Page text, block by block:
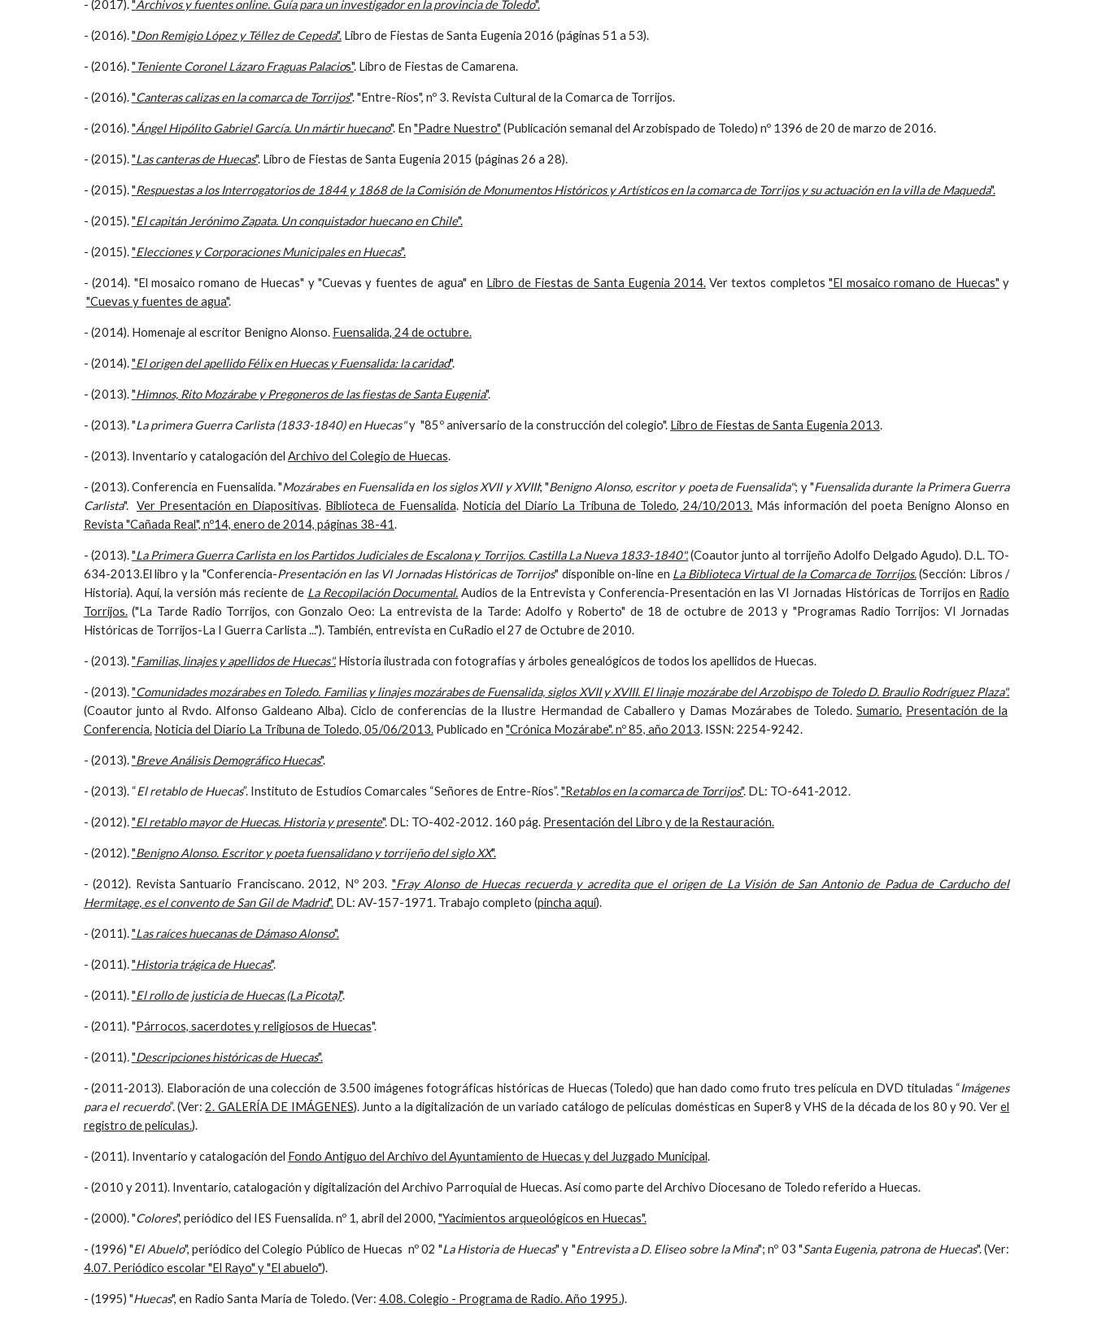
- (2017)."Archivos y fuentes online. Guía para un investigador en la provincia de Toledo".
- (2016)."Don Remigio López y Téllez de Cepeda".Libro de Fiestas de Santa Eugenia 2016 (páginas 51 a 53).
- (2016)."Teniente Coronel Lázaro Fraguas Palacios". Libro de Fiestas de Camarena.
- (2016)."Canteras calizas en la comarca de Torrijos". "Entre-Ríos", nº 3. Revista Cultural de la Comarca de Torrijos.
- (2016)."Ángel Hipólito Gabriel García. Un mártir huecano". En "Padre Nuestro" (Publicación semanal del Arzobispado de Toledo) nº 1396 de 20 de marzo de 2016.
- (2015)."Las canteras de Huecas". Libro de Fiestas de Santa Eugenia 2015 (páginas 26 a 28).
- (2015)."Respuestas a los Interrogatorios de 1844 y 1868 de la Comisión de Monumentos Históricos y Artísticos en la comarca de Torrijos y su actuación en la villa de Maqueda".
- (2015)."El capitán Jerónimo Zapata. Un conquistador huecano en Chile".
- (2015)."Elecciones y Corporaciones Municipales en Huecas".
- (2014). "El mosaico romano de Huecas" y "Cuevas y fuentes de agua" en Libro de Fiestas de Santa Eugenia 2014.Ver textos completos"El mosaico romano de Huecas" y
"Cuevas y fuentes de agua".
- (2014). Homenaje al escritor Benigno Alonso. Fuensalida, 24 de octubre.
- (2014)."El origen del apellido Félix en Huecas y Fuensalida: la caridad".
- (2013)."Himnos, Rito Mozárabe y Pregoneros de las fiestas de Santa Eugenia".
- (2013). "La primera Guerra Carlista (1833-1840) en Huecas"y "85º aniversario de la construcción del colegio". Libro de Fiestas de Santa Eugenia 2013.
- (2013). Inventario y catalogación del Archivo del Colegio de Huecas.
- (2013). Conferencia en Fuensalida. "Mozárabes en Fuensalida en los siglos XVII y XVIII; "Benigno Alonso, escritor y poeta de Fuensalida"; y "Fuensalida durante la Primera Guerra
Carlista". Ver Presentación en Diapositivas. Biblioteca de Fuensalida. Noticia del Diario La Tribuna de Toledo, 24/10/2013. Más información del poeta Benigno Alonso en
Revista "Cañada Real", nº14, enero de 2014, páginas 38-41.
- (2013)."La Primera Guerra Carlista en los Partidos Judiciales de Escalona y Torrijos. Castilla La Nueva 1833-1840".(Coautor junto al torrijeño Adolfo Delgado Agudo). D.L. TO-
634-2013.El libro y la "Conferencia-Presentación en las VI Jornadas Históricas de Torrijos" disponible on-line en La Biblioteca Virtual de la Comarca de Torrijos. (Sección: Libros /
Historia). Aquí, la versión más reciente de La Recopilación Documental. Audios de la Entrevista y Conferencia-Presentación en las VI Jornadas Históricas de Torrijos en Radio
Torrijos.("La Tarde Radio Torrijos, con Gonzalo Oeo: La entrevista de la Tarde: Adolfo y Roberto" de 18 de octubre de 2013 y "Programas Radio Torrijos: VI Jornadas
Históricas de Torrijos-La I Guerra Carlista ..."). También, entrevista en CuRadio el 27 de Octubre de 2010.
- (2013)."Familias, linajes y apellidos de Huecas".Historia ilustrada con fotografías y árboles genealógicos de todos los apellidos de Huecas.
- (2013)."Comunidades mozárabes en Toledo. Familias y linajes mozárabes de Fuensalida, siglos XVII y XVIII. El linaje mozárabe del Arzobispo de Toledo D. Braulio Rodríguez Plaza".
(Coautor junto al Rvdo. Alfonso Galdeano Alba). Ciclo de conferencias de la Ilustre Hermandad de Caballero y Damas Mozárabes de Toledo. Sumario. Presentación de la
Conferencia. Noticia del Diario La Tribuna de Toledo, 05/06/2013.Publicado en "Crónica Mozárabe". nº 85, año 2013. ISSN: 2254-9242.
- (2013)."Breve Análisis Demográfico Huecas".
- (2013). “El retablo de Huecas”. Instituto de Estudios Comarcales “Señores de Entre-Ríos”."Retablos en la comarca de Torrijos". DL: TO-641-2012.
- (2012)."El retablo mayor de Huecas. Historia y presente". DL: TO-402-2012. 160 pág. Presentación del Libro y de la Restauración.
- (2012)."Benigno Alonso. Escritor y poeta fuensalidano y torrijeño del siglo XX".
- (2012). Revista Santuario Franciscano. 2012, Nº 203. "Fray Alonso de Huecas recuerda y acredita que el origen de La Visión de San Antonio de Padua de Carducho del
Hermitage, es el convento de San Gil de Madrid". DL: AV-157-1971. Trabajo completo (pincha aquí).
- (2011)."Las raíces huecanas de Dámaso Alonso".
- (2011)."Historia trágica de Huecas".
- (2011)."El rollo de justicia de Huecas (La Picota)".
- (2011)."Párrocos, sacerdotes y religiosos de Huecas".
- (2011)."Descripciones históricas de Huecas".
- (2011-2013). Elaboración de una colección de 3.500 imágenes fotográficas históricas de Huecas (Toledo) que han dado como fruto tres película en DVD tituladas “Imágenes
para el recuerdo”. (Ver:2. GALERÍA DE IMÁGENES). Junto a la digitalización de un variado catálogo de películas domésticas en Super8 y VHS de la década de los 80 y 90. Verel
registro de películas.).
- (2011). Inventario y catalogación del Fondo Antiguo del Archivo del Ayuntamiento de Huecas y del Juzgado Municipal.
- (2010 y 2011). Inventario, catalogación y digitalización del Archivo Parroquial de Huecas. Así como parte del Archivo Diocesano de Toledo referido a Huecas.
- (2000). "Colores", periódico del IES Fuensalida. nº 1, abril del 2000, "Yacimientos arqueológicos en Huecas".
- (1996) "El Abuelo", periódico del Colegio Público de Huecas nº 02 "La Historia de Huecas" y "Entrevista a D. Eliseo sobre la Mina"; nº 03 "Santa Eugenia, patrona de Huecas". (Ver:
4.07. Periódico escolar "El Rayo" y "El abuelo").
- (1995) "Huecas", en Radio Santa María de Toledo. (Ver: 4.08. Colegio - Programa de Radio. Año 1995.).